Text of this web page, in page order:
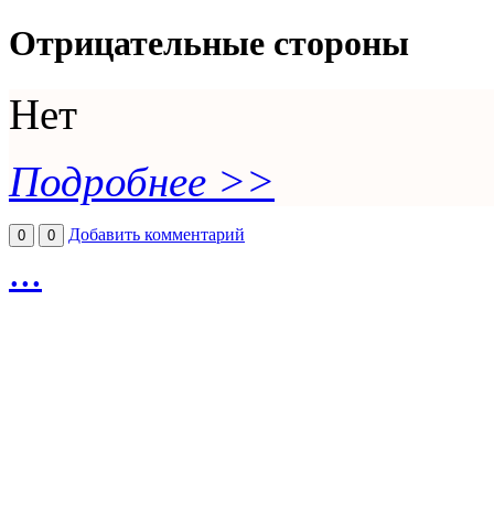
Отрицательные стороны
Нет
Подробнее >>
0 0 Добавить комментарий
...